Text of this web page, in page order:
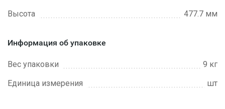
Высота
477.7 мм
Информация об упаковке
Вес упаковки
9 кг
Единица измерения
шт